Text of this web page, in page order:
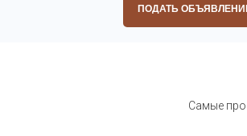
ПОДАТЬ
Самые